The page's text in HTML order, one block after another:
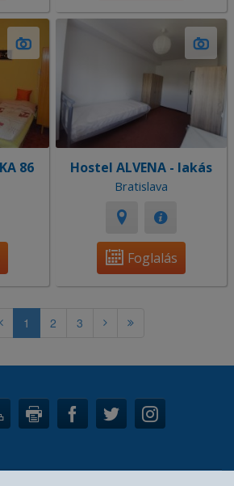
86 Hostel ALVENA - lakás
Bratislava
Foglalás
1 2 3